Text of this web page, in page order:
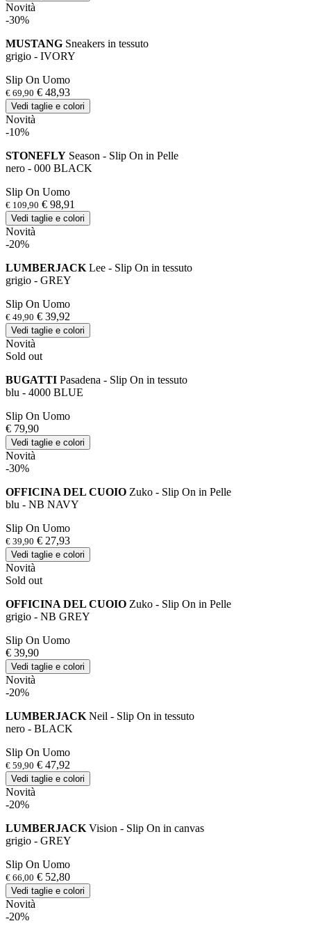
Novità
-30%
MUSTANG Sneakers in tessuto
grigio - IVORY
Slip On Uomo
€ 69,90 € 48,93
Vedi taglie e colori
Novità
-10%
STONEFLY Season - Slip On in Pelle
nero - 000 BLACK
Slip On Uomo
€ 109,90 € 98,91
Vedi taglie e colori
Novità
-20%
LUMBERJACK Lee - Slip On in tessuto
grigio - GREY
Slip On Uomo
€ 49,90 € 39,92
Vedi taglie e colori
Novità
Sold out
BUGATTI Pasadena - Slip On in tessuto
blu - 4000 BLUE
Slip On Uomo
€ 79,90
Vedi taglie e colori
Novità
-30%
OFFICINA DEL CUOIO Zuko - Slip On in Pelle
blu - NB NAVY
Slip On Uomo
€ 39,90 € 27,93
Vedi taglie e colori
Novità
Sold out
OFFICINA DEL CUOIO Zuko - Slip On in Pelle
grigio - NB GREY
Slip On Uomo
€ 39,90
Vedi taglie e colori
Novità
-20%
LUMBERJACK Neil - Slip On in tessuto
nero - BLACK
Slip On Uomo
€ 59,90 € 47,92
Vedi taglie e colori
Novità
-20%
LUMBERJACK Vision - Slip On in canvas
grigio - GREY
Slip On Uomo
€ 66,00 € 52,80
Vedi taglie e colori
Novità
-20%